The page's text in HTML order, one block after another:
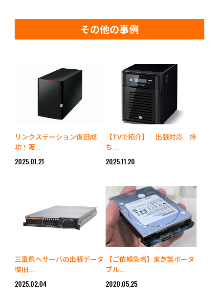
その他の事例
リンクステーション復旧成
功！阪...
2025.01.21
【TVで紹介】 出張対応 持
ち...
2025.11.20
三重県へサーバの出張データ
復旧...
2025.02.04
【ご依頼急増】東芝製ポータ
ブル...
2020.05.25